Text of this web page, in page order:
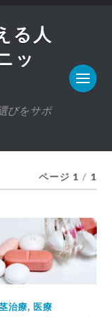
る人
ッ
びをサポ
ページ 1 / 1
治療, 医療